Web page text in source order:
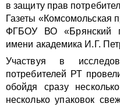
в защиту прав
Газеты «Комсомольская
ФГБОУ ВО «Брянский
имени академика И.Г.
Участвуя в
потребителей РТ
обойдя сразу
несколько упаковок